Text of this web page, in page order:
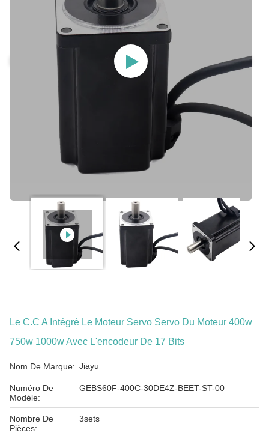
Le C.C A Intégré Le Moteur Servo Servo Du Moteur 400w
750w 1000w Avec L'encodeur De 17 Bits
Nom De Marque: Jiayu
Numéro De
Modèle:
GEBS60F-400C-30DE4Z-BEET-ST-00
Nombre De
Pièces:
3sets